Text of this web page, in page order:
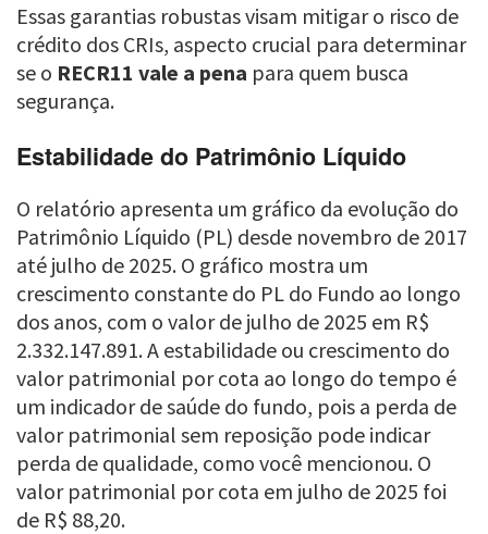
Essas garantias robustas visam mitigar o risco de
crédito dos CRIs, aspecto crucial para determinar
se o RECR11 vale a pena para quem busca
segurança.
Estabilidade do Patrimônio Líquido
O relatório apresenta um gráfico da evolução do
Patrimônio Líquido (PL) desde novembro de 2017
até julho de 2025. O gráfico mostra um
crescimento constante do PL do Fundo ao longo
dos anos, com o valor de julho de 2025 em R$
2.332.147.891. A estabilidade ou crescimento do
valor patrimonial por cota ao longo do tempo é
um indicador de saúde do fundo, pois a perda de
valor patrimonial sem reposição pode indicar
perda de qualidade, como você mencionou. O
valor patrimonial por cota em julho de 2025 foi
de R$ 88,20.